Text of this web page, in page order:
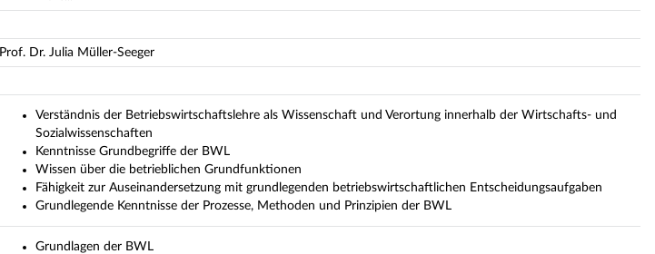
Prof. Dr. Julia Müller-Seeger
Verständnis der Betriebswirtschaftslehre als Wissenschaft und Verortung innerhalb der Wirtschafts- und
Sozialwissenschaften
Kenntnisse Grundbegriffe der BWL
Wissen über die betrieblichen Grundfunktionen
Fähigkeit zur Auseinandersetzung mit grundlegenden betriebswirtschaftlichen Entscheidungsaufgaben
Grundlegende Kenntnisse der Prozesse, Methoden und Prinzipien der BWL
Grundlagen der BWL